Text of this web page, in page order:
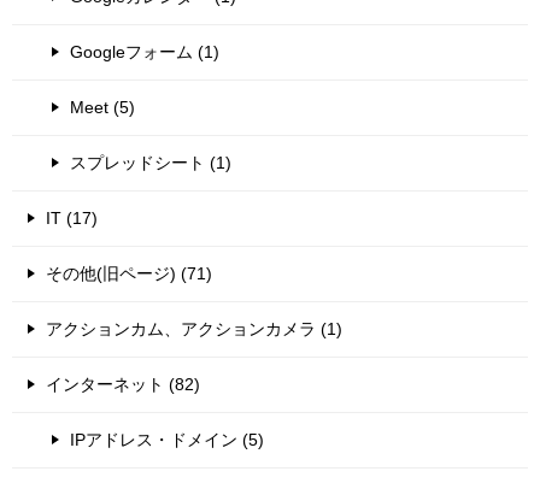
Googleフォーム (1)
Meet (5)
スプレッドシート (1)
IT (17)
その他(旧ページ) (71)
アクションカム、アクションカメラ (1)
インターネット (82)
IPアドレス・ドメイン (5)